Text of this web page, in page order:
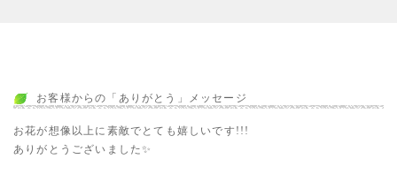
お客様からの「ありがとう」メッセージ
お花が想像以上に素敵でとても嬉しいです!!!
ありがとうございました✨️